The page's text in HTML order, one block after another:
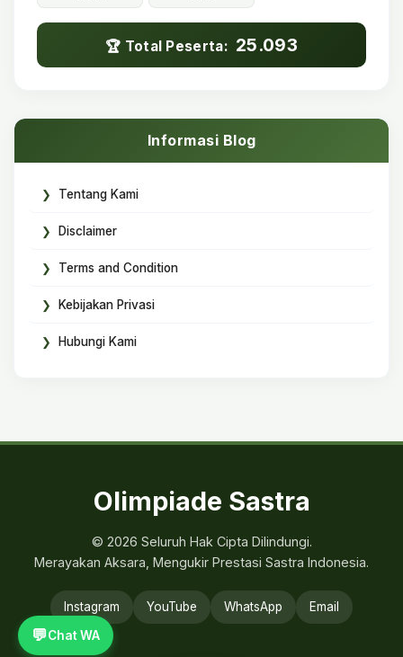
🏆 Total Peserta: 25.093
Informasi Blog
Tentang Kami
Disclaimer
Terms and Condition
Kebijakan Privasi
Hubungi Kami
Olimpiade Sastra
© 2026 Seluruh Hak Cipta Dilindungi.
Merayakan Aksara, Mengukir Prestasi Sastra Indonesia.
Instagram YouTube WhatsApp Email
💬Chat WA